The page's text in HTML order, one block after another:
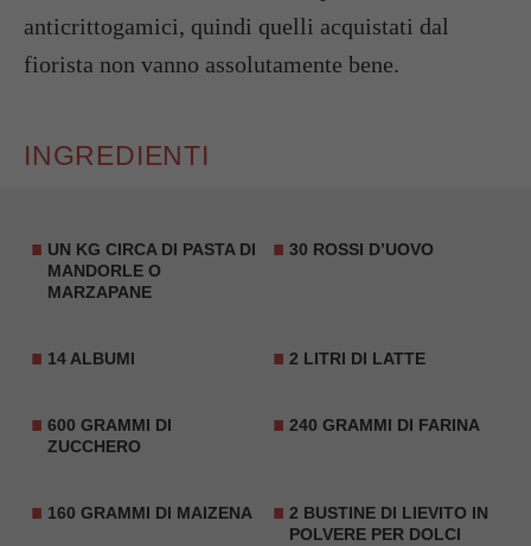
anticrittogamici, quindi quelli acquistati dal
fiorista non vanno assolutamente bene.
INGREDIENTI
UN KG CIRCA DI PASTA DI
MANDORLE O
MARZAPANE
30 ROSSI D’UOVO
14 ALBUMI 2 LITRI DI LATTE
600 GRAMMI DI
ZUCCHERO
240 GRAMMI DI FARINA
160 GRAMMI DI MAIZENA
2 BUSTINE DI LIEVITO IN
POLVERE PER DOLCI